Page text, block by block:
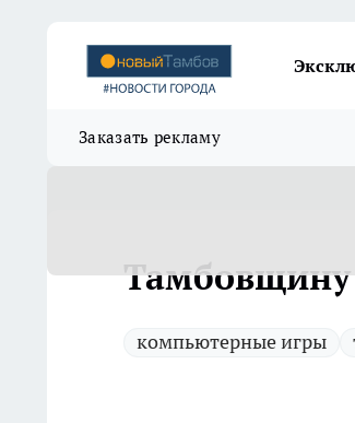
Заказать рекламу
Тамбовщину
компьютерные игры